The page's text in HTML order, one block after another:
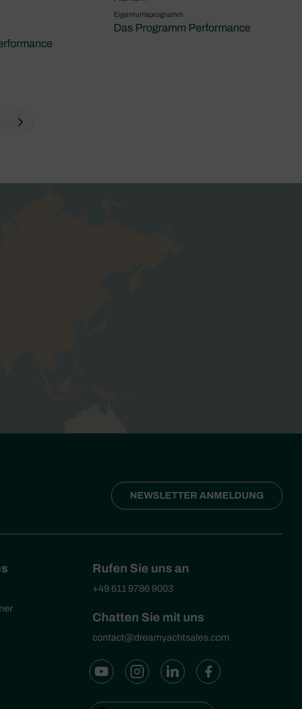
Eigentumsprogramm
Das Programm Performance
Next
NEWSLETTER ANMELDUNG
Rufen Sie uns an
+49 611 9786 9003
Chatten Sie mit uns
contact@dreamyachtsales.com